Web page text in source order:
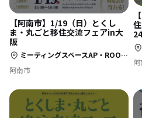
【阿南市】1/19（日）とくし
ま・丸ごと移住交流フェアin大
阪
ミーティングスペースAP・ROOM J+K＆クリエイティブラウンジ 大阪府大阪市北区梅田3丁目2−123 イノゲート大阪 11F（JR大阪駅直上）
阿南市
24